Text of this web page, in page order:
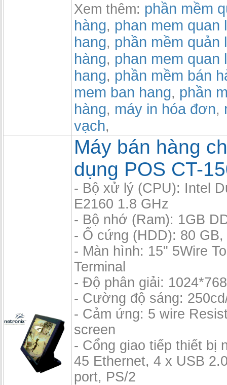
Xem thêm: phần mềm
hàng, phan mem quan
hang, phần mềm quản
hàng, phan mem quan
hang, phần mềm bán
mem ban hang, phần
hàng, máy in hóa đơn,
vạch,
Máy bán hàng
dụng POS CT-
- Bộ xử lý (CPU): Intel
E2160 1.8 GHz
- Bộ nhớ (Ram): 1GB
- Ổ cứng (HDD): 80 GB,
- Màn hình: 15" 5Wire
Terminal
- Độ phân giải:
- Cường độ sáng:
- Cảm ứng: 5 wire
screen
- Cổng giao tiếp thiết bị
45 Ethernet, 4 x USB
port, PS/2